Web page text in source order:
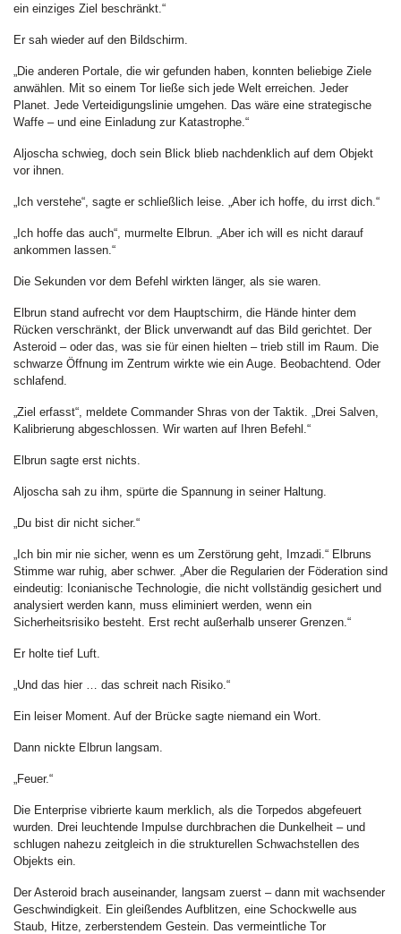
ein einziges Ziel beschränkt.“
Er sah wieder auf den Bildschirm.
„Die anderen Portale, die wir gefunden haben, konnten beliebige Ziele
anwählen. Mit so einem Tor ließe sich jede Welt erreichen. Jeder
Planet. Jede Verteidigungslinie umgehen. Das wäre eine strategische
Waffe – und eine Einladung zur Katastrophe.“
Aljoscha schwieg, doch sein Blick blieb nachdenklich auf dem Objekt
vor ihnen.
„Ich verstehe“, sagte er schließlich leise. „Aber ich hoffe, du irrst dich.“
„Ich hoffe das auch“, murmelte Elbrun. „Aber ich will es nicht darauf
ankommen lassen.“
Die Sekunden vor dem Befehl wirkten länger, als sie waren.
Elbrun stand aufrecht vor dem Hauptschirm, die Hände hinter dem
Rücken verschränkt, der Blick unverwandt auf das Bild gerichtet. Der
Asteroid – oder das, was sie für einen hielten – trieb still im Raum. Die
schwarze Öffnung im Zentrum wirkte wie ein Auge. Beobachtend. Oder
schlafend.
„Ziel erfasst“, meldete Commander Shras von der Taktik. „Drei Salven,
Kalibrierung abgeschlossen. Wir warten auf Ihren Befehl.“
Elbrun sagte erst nichts.
Aljoscha sah zu ihm, spürte die Spannung in seiner Haltung.
„Du bist dir nicht sicher.“
„Ich bin mir nie sicher, wenn es um Zerstörung geht, Imzadi.“ Elbruns
Stimme war ruhig, aber schwer. „Aber die Regularien der Föderation sind
eindeutig: Iconianische Technologie, die nicht vollständig gesichert und
analysiert werden kann, muss eliminiert werden, wenn ein
Sicherheitsrisiko besteht. Erst recht außerhalb unserer Grenzen.“
Er holte tief Luft.
„Und das hier … das schreit nach Risiko.“
Ein leiser Moment. Auf der Brücke sagte niemand ein Wort.
Dann nickte Elbrun langsam.
„Feuer.“
Die Enterprise vibrierte kaum merklich, als die Torpedos abgefeuert
wurden. Drei leuchtende Impulse durchbrachen die Dunkelheit – und
schlugen nahezu zeitgleich in die strukturellen Schwachstellen des
Objekts ein.
Der Asteroid brach auseinander, langsam zuerst – dann mit wachsender
Geschwindigkeit. Ein gleißendes Aufblitzen, eine Schockwelle aus
Staub, Hitze, zerberstendem Gestein. Das vermeintliche Tor